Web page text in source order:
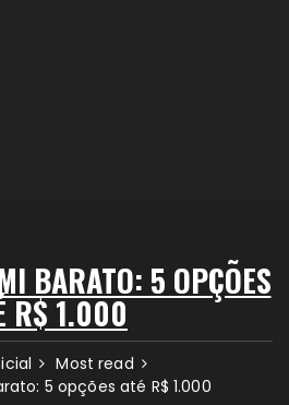
BARATO: 5 OPÇÕES
R$ 1.000
Most read
5 opções até R$ 1.000